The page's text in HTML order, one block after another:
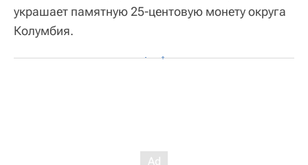
украшает памятную 25-центовую монету округа
Колумбия.